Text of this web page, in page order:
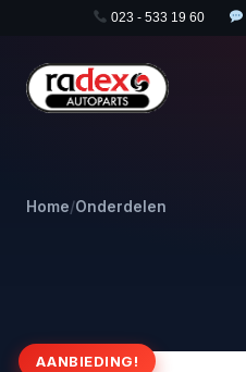
023 - 533 19 60
Home/Onderdelen
AANBIEDING!